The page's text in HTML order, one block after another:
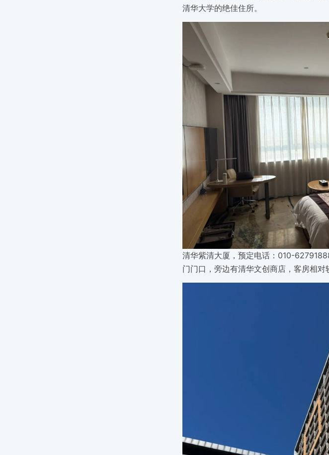
清华大学的绝佳住所。
清华紫清大厦，预定电话：010-
门门口，旁边有清华文创商店，客房相对